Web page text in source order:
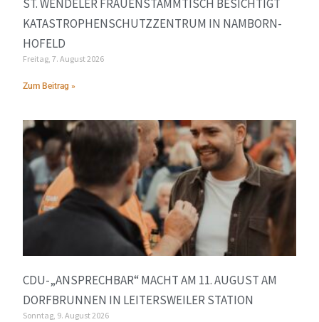
ST. WENDELER FRAUENSTAMMTISCH BESICHTIGT
KATASTROPHENSCHUTZZENTRUM IN NAMBORN-
HOFELD
Freitag, 7. August 2026
Zum Beitrag »
CDU-„ANSPRECHBAR“ MACHT AM 11. AUGUST AM
DORFBRUNNEN IN LEITERSWEILER STATION
Sonntag, 9. August 2026